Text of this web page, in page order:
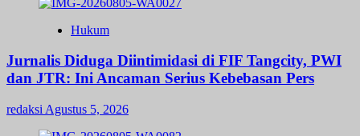
Hukum
Jurnalis Diduga Diintimidasi di FIF Tangcity, PWI
dan JTR: Ini Ancaman Serius Kebebasan Pers
redaksi Agustus 5, 2026